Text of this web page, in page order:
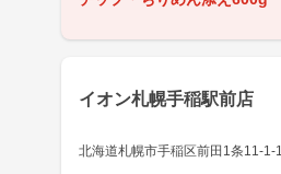
イオン札幌手稲駅前店
北海道札幌市手稲区前田1条11-1-1